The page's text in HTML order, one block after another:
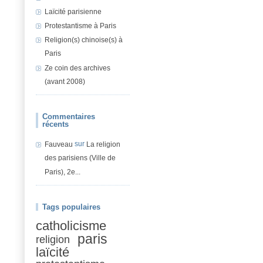
Laïcité parisienne
Protestantisme à Paris
Religion(s) chinoise(s) à
Paris
Ze coin des archives
(avant 2008)
Commentaires
récents
Fauveau sur La religion
des parisiens (Ville de
Paris), 2e...
Tags populaires
catholicisme
religion paris
laïcité